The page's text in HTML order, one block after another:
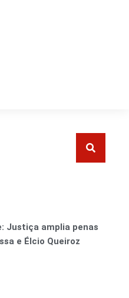
Justiça amplia penas
e Élcio Queiroz